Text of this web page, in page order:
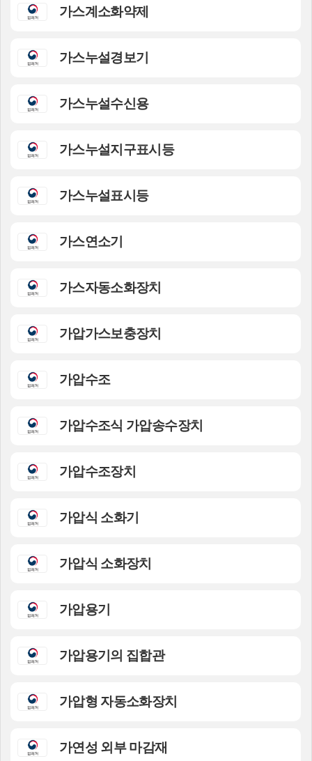
가스계소화약제
가스누설경보기
가스누설수신용
가스누설지구표시등
가스누설표시등
가스연소기
가스자동소화장치
가압가스보충장치
가압수조
가압수조식 가압송수장치
가압수조장치
가압식 소화기
가압식 소화장치
가압용기
가압용기의 집합관
가압형 자동소화장치
가연성 외부 마감재